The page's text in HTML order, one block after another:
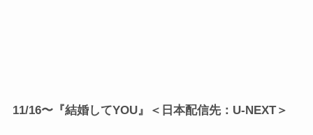
11/16〜『結婚してYOU』＜日本配信先：U-NEXT＞